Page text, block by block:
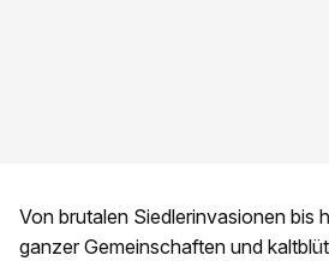
Von brutalen Siedlerinvasionen bis
ganzer Gemeinschaften und